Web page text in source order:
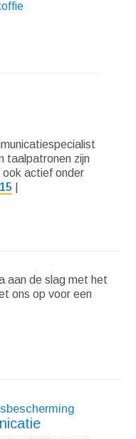
taalpatronen zijn
ook actief onder
aan de slag met het
ons op voor een